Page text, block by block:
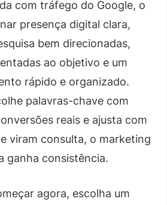
com tráfego do Google, o
presença digital clara,
bem direcionadas,
ao objetivo e um
rápido e organizado.
palavras-chave com
reais e ajusta com
viram consulta, o marketing
ganha consistência.
agora, escolha um